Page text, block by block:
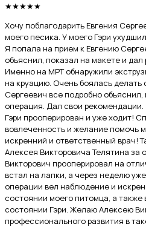
★★★★★
Хочу поблагодарить Евгения
моего песика. У моего Гэри
Я попала на прием к Евгению
объяснил, показал на макете и
Именно на МРТ обнаружили
на круацию. Очень боялась делать
Сергеевич все подробно объяснил,
операция. Дал свои
Гэри прооперирован и уже ходит!
вовлеченность и желание помочь
искренний и ответственный врач!
Алексея Викторовича Телятина за
Викторович прооперировал на
встал на лапки, а через неделю
операции вел наблюдение и
состоянии моего питомца, а также
состоянии Гэри. Желаю Алексею
профессионального развития в